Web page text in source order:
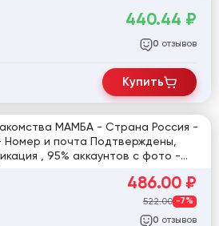
440.44 ₽
0 отзывов
Купить
МАМБА - Страна Россия -
Номер и почта Подтверждены,
, 95% аккаунтов с фото -
прокси, для устойчивости
от блокировки.
486.00 ₽
522.00 -7%
0 отзывов